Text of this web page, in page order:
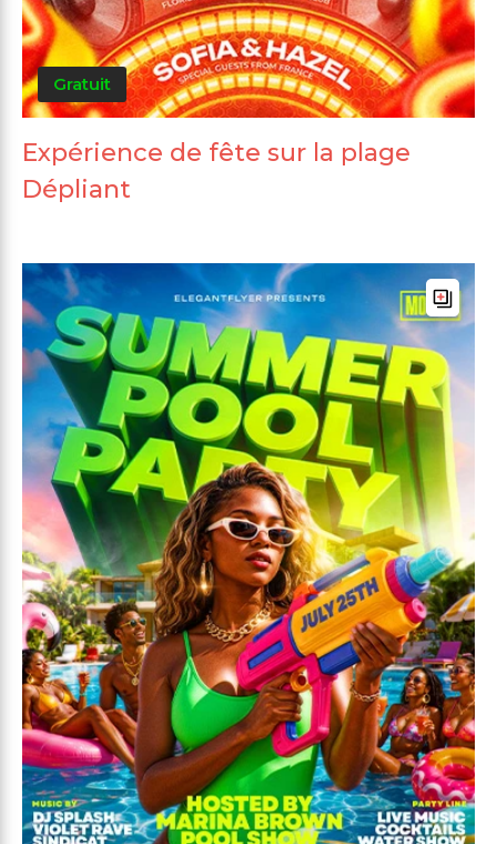
Gratuit
Expérience de fête sur la plage
Dépliant